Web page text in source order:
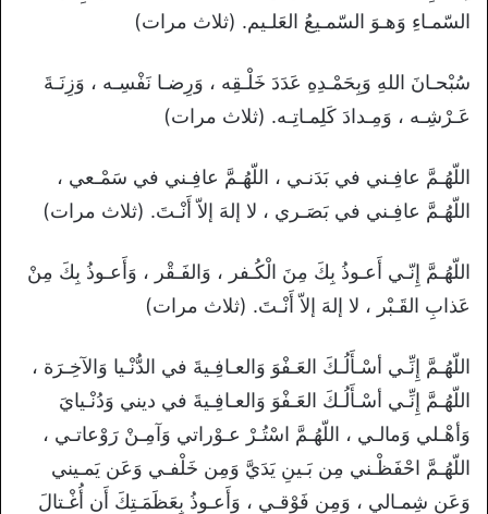
السّمـاءِ وَهـوَ السّمـيعُ العَلـيم. (ثلاث مرات)
سُبْحـانَ اللهِ وَبِحَمْـدِهِ عَدَدَ خَلْـقِه ، وَرِضـا نَفْسِـه ، وَزِنَـةَ
عَـرْشِـه ، وَمِـدادَ كَلِمـاتِـه. (ثلاث مرات)
اللّهُـمَّ عافِـني في بَدَنـي ، اللّهُـمَّ عافِـني في سَمْـعي ،
اللّهُـمَّ عافِـني في بَصَـري ، لا إلهَ إلاّ أَنْـتَ. (ثلاث مرات)
اللّهُـمَّ إِنّـي أَعـوذُ بِكَ مِنَ الْكُـفر ، وَالفَـقْر ، وَأَعـوذُ بِكَ مِنْ
عَذابِ القَـبْر ، لا إلهَ إلاّ أَنْـتَ. (ثلاث مرات)
اللّهُـمَّ إِنِّـي أسْـأَلُـكَ العَـفْوَ وَالعـافِـيةَ في الدُّنْـيا وَالآخِـرَة ،
اللّهُـمَّ إِنِّـي أسْـأَلُـكَ العَـفْوَ وَالعـافِـيةَ في ديني وَدُنْـيايَ
وَأهْـلي وَمالـي ، اللّهُـمَّ اسْتُـرْ عـوْراتي وَآمِـنْ رَوْعاتـي ،
اللّهُـمَّ احْفَظْـني مِن بَـينِ يَدَيَّ وَمِن خَلْفـي وَعَن يَمـيني
وَعَن شِمـالي ، وَمِن فَوْقـي ، وَأَعـوذُ بِعَظَمَـتِكَ أَن أُغْـتالَ